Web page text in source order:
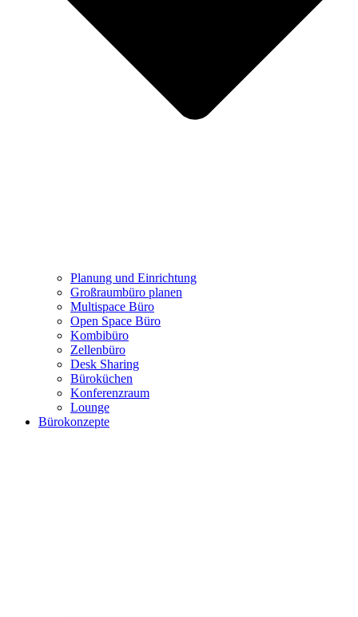
Planung und Einrichtung
Großraumbüro planen
Multispace Büro
Open Space Büro
Kombibüro
Zellenbüro
Desk Sharing
Büroküchen
Konferenzraum
Lounge
Bürokonzepte